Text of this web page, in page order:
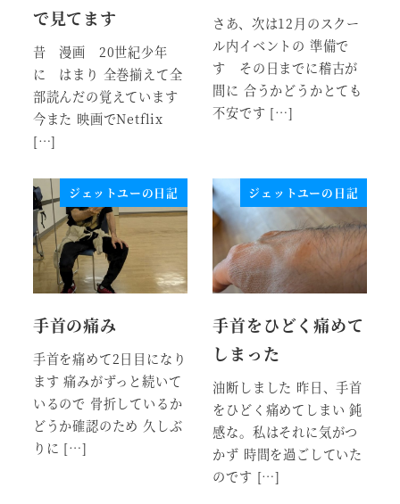
で見てます
昔 漫画 20世紀少年
に はまり 全巻揃えて全
部読んだの覚えています
今また 映画でNetflix
[…]
さあ、次は12月のスクー
ル内イベントの 準備で
す その日までに稽古が
間に 合うかどうかとても
不安です […]
ジェットユーの日記
手首の痛み
手首を痛めて2日目になり
ます 痛みがずっと続いて
いるので 骨折しているか
どうか確認のため 久しぶ
りに […]
ジェットユーの日記
手首をひどく痛めて
しまった
油断しました 昨日、手首
をひどく痛めてしまい 鈍
感な。私はそれに気がつ
かず 時間を過ごしていた
のです […]